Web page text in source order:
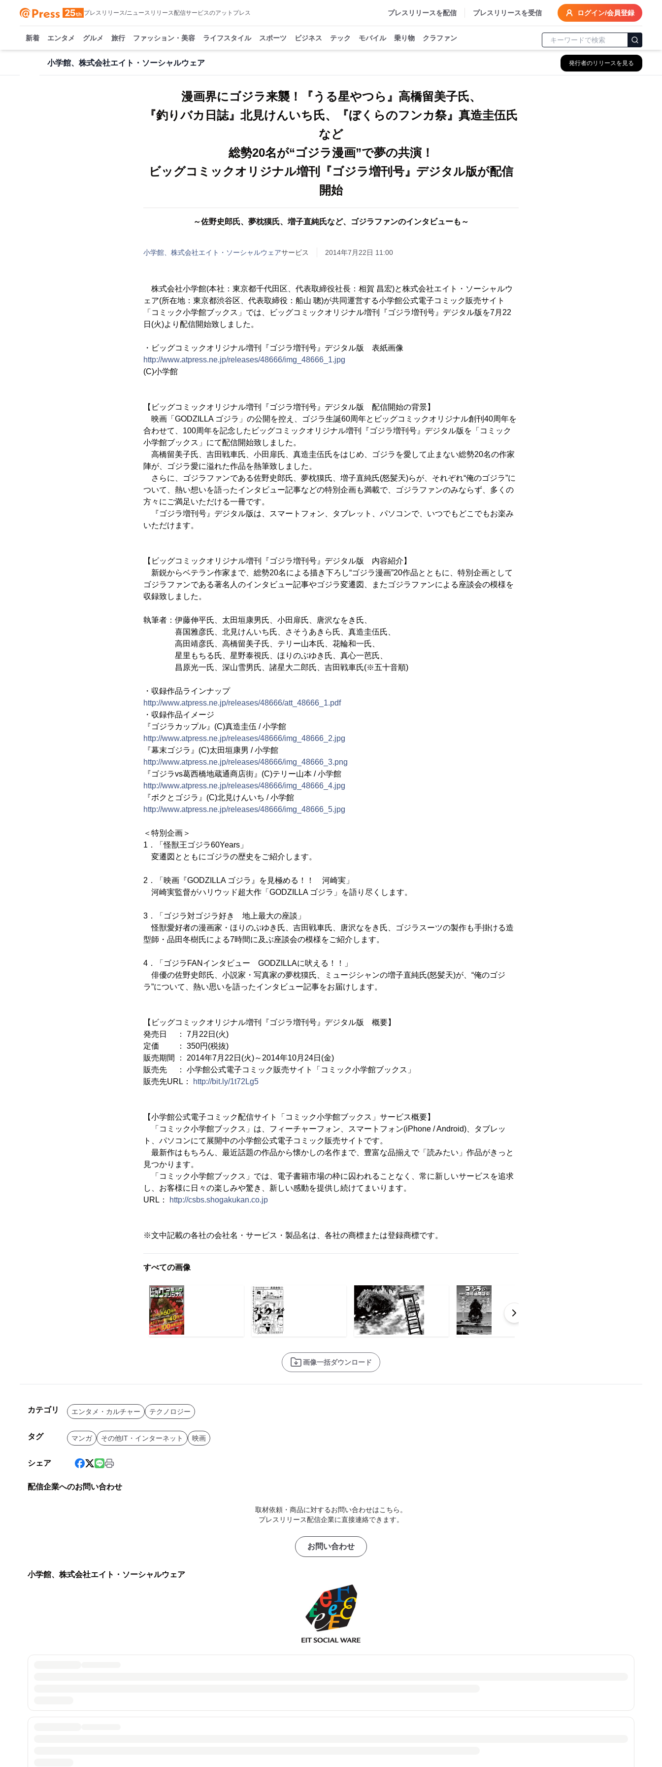
プレスリリース/ニュースリリース配信サービスのアットプレス プレスリリースを配信 プレスリリースを受信 ログイン/会員登録
新着 エンタメ グルメ 旅行 ファッション・美容 ライフスタイル スポーツ ビジネス テック モバイル 乗り物 クラファン
小学館、株式会社エイト・ソーシャルウェア 発行者のリリースを見る
漫画界にゴジラ来襲！『うる星やつら』高橋留美子氏、
『釣りバカ日誌』北見けんいち氏、『ぼくらのフンカ祭』真造圭伍氏
など
総勢20名が“ゴジラ漫画”で夢の共演！
ビッグコミックオリジナル増刊『ゴジラ増刊号』デジタル版が配信
開始
～佐野史郎氏、夢枕獏氏、増子直純氏など、ゴジラファンのインタビューも～
小学館、株式会社エイト・ソーシャルウェアサービス 2014年7月22日 11:00
株式会社小学館(本社：東京都千代田区、代表取締役社長：相賀 昌宏)と株式会社エイト・ソーシャルウ
ェア(所在地：東京都渋谷区、代表取締役：船山 聰)が共同運営する小学館公式電子コミック販売サイト
「コミック小学館ブックス」では、ビッグコミックオリジナル増刊『ゴジラ増刊号』デジタル版を7月22
日(火)より配信開始致しました。
・ビッグコミックオリジナル増刊『ゴジラ増刊号』デジタル版 表紙画像
http://www.atpress.ne.jp/releases/48666/img_48666_1.jpg
(C)小学館
【ビッグコミックオリジナル増刊『ゴジラ増刊号』デジタル版 配信開始の背景】
映画「GODZILLA ゴジラ」の公開を控え、ゴジラ生誕60周年とビッグコミックオリジナル創刊40周年を
合わせて、100周年を記念したビッグコミックオリジナル増刊『ゴジラ増刊号』デジタル版を「コミック
小学館ブックス」にて配信開始致しました。
高橋留美子氏、吉田戦車氏、小田扉氏、真造圭伍氏をはじめ、ゴジラを愛して止まない総勢20名の作家
陣が、ゴジラ愛に溢れた作品を熱筆致しました。
さらに、ゴジラファンである佐野史郎氏、夢枕獏氏、増子直純氏(怒髪天)らが、それぞれ“俺のゴジラ”に
ついて、熱い想いを語ったインタビュー記事などの特別企画も満載で、ゴジラファンのみならず、多くの
方々にご満足いただける一冊です。
『ゴジラ増刊号』デジタル版は、スマートフォン、タブレット、パソコンで、いつでもどこでもお楽み
いただけます。
【ビッグコミックオリジナル増刊『ゴジラ増刊号』デジタル版 内容紹介】
新鋭からベテラン作家まで、総勢20名による描き下ろし“ゴジラ漫画”20作品とともに、特別企画として
ゴジラファンである著名人のインタビュー記事やゴジラ変遷図、またゴジラファンによる座談会の模様を
収録致しました。
執筆者：伊藤伸平氏、太田垣康男氏、小田扉氏、唐沢なをき氏、
喜国雅彦氏、北見けんいち氏、さそうあきら氏、真造圭伍氏、
高田靖彦氏、高橋留美子氏、テリー山本氏、花輪和一氏、
星里もちる氏、星野泰視氏、ほりのぶゆき氏、真心一芭氏、
昌原光一氏、深山雪男氏、諸星大二郎氏、吉田戦車氏(※五十音順)
・収録作品ラインナップ
http://www.atpress.ne.jp/releases/48666/att_48666_1.pdf
・収録作品イメージ
『ゴジラカップル』(C)真造圭伍 / 小学館
http://www.atpress.ne.jp/releases/48666/img_48666_2.jpg
『幕末ゴジラ』(C)太田垣康男 / 小学館
http://www.atpress.ne.jp/releases/48666/img_48666_3.png
『ゴジラvs葛西橋地蔵通商店街』(C)テリー山本 / 小学館
http://www.atpress.ne.jp/releases/48666/img_48666_4.jpg
『ボクとゴジラ』(C)北見けんいち / 小学館
http://www.atpress.ne.jp/releases/48666/img_48666_5.jpg
＜特別企画＞
1．「怪獣王ゴジラ60Years」
変遷図とともにゴジラの歴史をご紹介します。
2．「映画『GODZILLA ゴジラ』を見極める！！ 河崎実」
河崎実監督がハリウッド超大作「GODZILLA ゴジラ」を語り尽くします。
3．「ゴジラ対ゴジラ好き 地上最大の座談」
怪獣愛好者の漫画家・ほりのぶゆき氏、吉田戦車氏、唐沢なをき氏、ゴジラスーツの製作も手掛ける造
型師・品田冬樹氏による7時間に及ぶ座談会の模様をご紹介します。
4．「ゴジラFANインタビュー GODZILLAに吠える！！」
俳優の佐野史郎氏、小説家・写真家の夢枕獏氏、ミュージシャンの増子直純氏(怒髪天)が、“俺のゴジ
ラ”について、熱い思いを語ったインタビュー記事をお届けします。
【ビッグコミックオリジナル増刊『ゴジラ増刊号』デジタル版 概要】
発売日 ： 7月22日(火)
定価 ： 350円(税抜)
販売期間 ： 2014年7月22日(火)～2014年10月24日(金)
販売先 ： 小学館公式電子コミック販売サイト「コミック小学館ブックス」
販売先URL：
http://bit.ly/1t72Lg5
【小学館公式電子コミック配信サイト「コミック小学館ブックス」サービス概要】
「コミック小学館ブックス」は、フィーチャーフォン、スマートフォン(iPhone / Android)、タブレッ
ト、パソコンにて展開中の小学館公式電子コミック販売サイトです。
最新作はもちろん、最近話題の作品から懐かしの名作まで、豊富な品揃えで「読みたい」作品がきっと
見つかります。
「コミック小学館ブックス」では、電子書籍市場の枠に囚われることなく、常に新しいサービスを追求
し、お客様に日々の楽しみや驚き、新しい感動を提供し続けてまいります。
URL：
http://csbs.shogakukan.co.jp
※文中記載の各社の会社名・サービス・製品名は、各社の商標または登録商標です。
すべての画像
画像一括ダウンロード
カテゴリ エンタメ・カルチャー テクノロジー
タグ マンガ その他IT・インターネット 映画
シェア
配信企業へのお問い合わせ
取材依頼・商品に対するお問い合わせはこちら。
プレスリリース配信企業に直接連絡できます。
お問い合わせ
小学館、株式会社エイト・ソーシャルウェア